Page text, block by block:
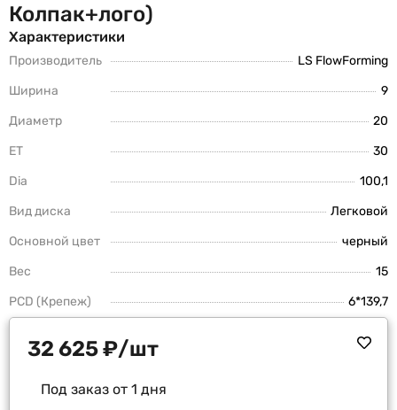
Колпак+лого)
Характеристики
Производитель
LS FlowForming
Ширина
9
Диаметр
20
ET
30
Dia
100,1
Вид диска
Легковой
Основной цвет
черный
Вес
15
PCD (Крепеж)
6*139,7
32 625₽/шт
Под заказ от 1 дня